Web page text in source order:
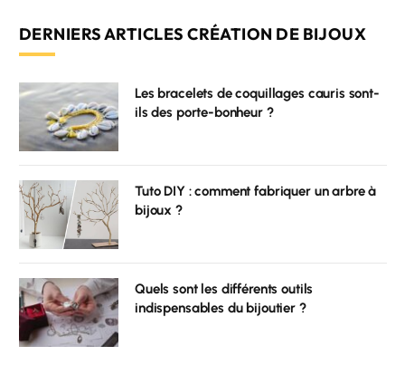
DERNIERS ARTICLES CRÉATION DE BIJOUX
Les bracelets de coquillages cauris sont-
ils des porte-bonheur ?
Tuto DIY : comment fabriquer un arbre à
bijoux ?
Quels sont les différents outils
indispensables du bijoutier ?